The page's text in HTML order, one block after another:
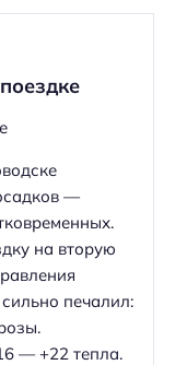
—
на вторую
печалил:
— +22 тепла.